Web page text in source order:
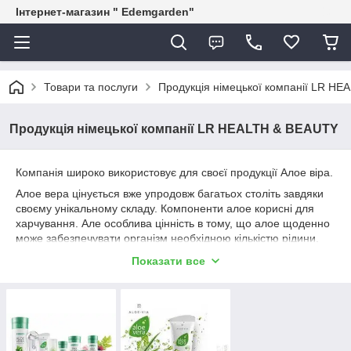
Інтернет-магазин " Edemgarden"
Товари та послуги Продукція німецької компанії LR
Продукція німецької компанії LR HEALTH & BEAUTY
Компанія широко використовує для своєї продукції Алое віра.
Алое вера цінується вже упродовж багатьох століть завдяки
своєму унікальному складу. Компоненти алое корисні для
харчування. Але особлива цінність в тому, що алое щоденно
може забезпечувати організм необхідною кількістю рідини.
відновлювальних процесів. Алое вера від LR – це продукт
LR завжди бере приклад з природи, вчиться у неї та поєднує
природу з новітніми досягненнями науки. Результат цього
поєднання - унікальні продукти з ефективною дією. LR
Показати все